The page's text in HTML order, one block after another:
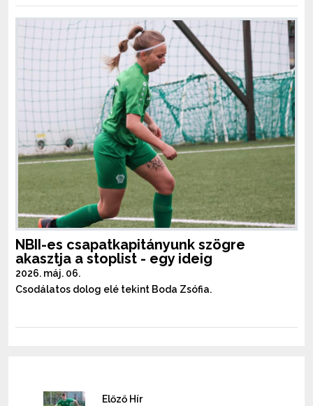
NBII-es csapatkapitányunk szögre
akasztja a stoplist - egy ideig
2026. máj. 06.
Csodálatos dolog elé tekint Boda Zsófia.
Előző Hír